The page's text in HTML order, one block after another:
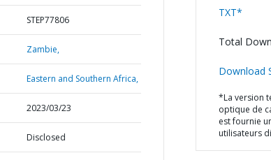
STEP77806
Zambie,
Eastern and Southern Africa,
2023/03/23
Disclosed
TXT*
Total
Download
*La version
optique de
est fournie
utilisateurs